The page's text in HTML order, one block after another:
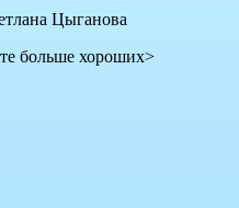
Цыганова
больше хороших>